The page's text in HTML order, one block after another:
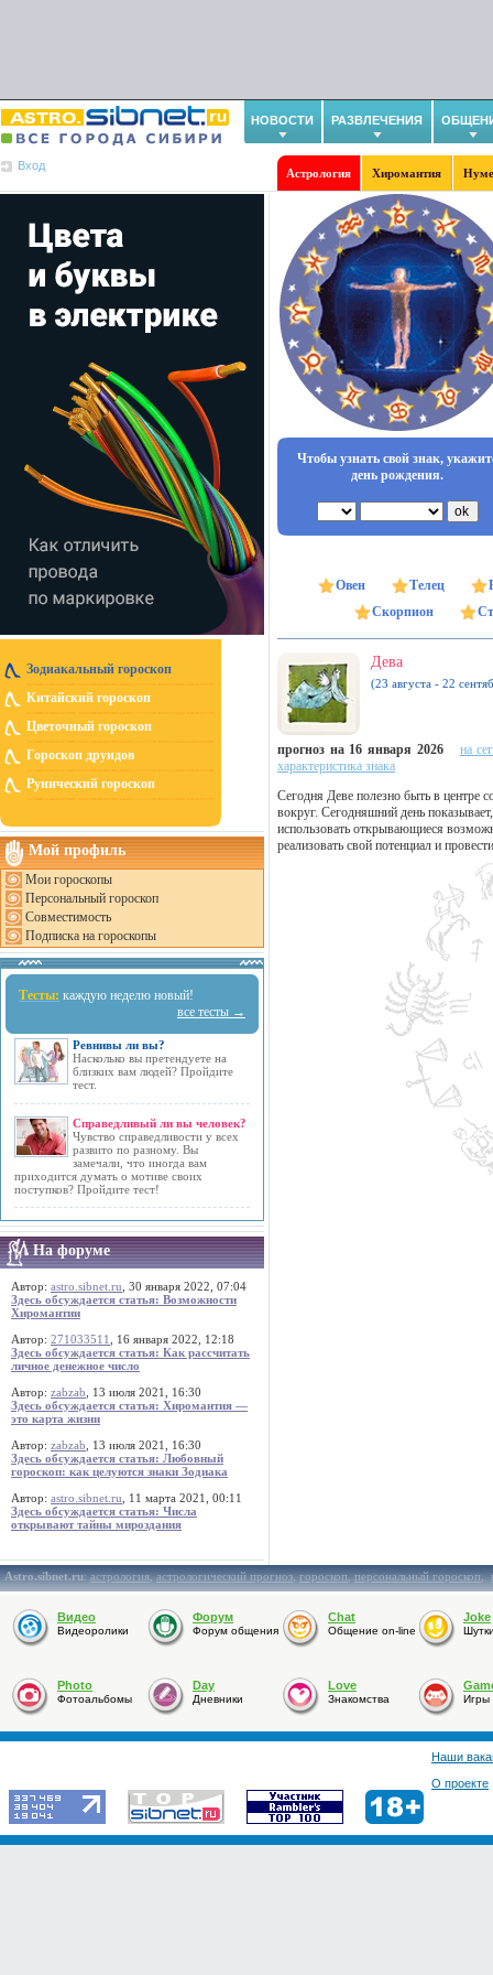
НОВОСТИ РАЗВЛЕЧЕНИЯ
Вход
Астрология Хиромантия
Зодиакальный гороскоп
Китайский гороскоп
Цветочный гороскоп
Гороскоп друидов
Рунический гороскоп
Мой профиль
Мои гороскопы
Персональный гороскоп
Совместимость
Подписка на гороскопы
Тесты: каждую неделю новый!
все тесты →
Ревнивы ли вы?
Насколько вы претендуете на
близких вам людей? Пройдите
тест.
Справедливый ли вы человек?
Чувство справедливости у всех
развито по разному. Вы
замечали, что иногда вам
приходится думать о мотиве своих
поступков? Пройдите тест!
На форуме
Автор: astro.sibnet.ru , 30 января 2022, 07:04
Здесь обсуждается статья: Возможности
Хиромантии
Автор: 271033511
, 16 января 2022, 12:18
Здесь обсуждается статья: Как рассчитать
личное денежное число
Автор: zabzab , 13 июля 2021, 16:30
Здесь обсуждается статья: Хиромантия —
это карта жизни
Автор: zabzab , 13 июля 2021, 16:30
Здесь обсуждается статья: Любовный
гороскоп: как целуются знаки Зодиака
Автор: astro.sibnet.ru , 11 марта 2021, 00:11
Здесь обсуждается статья: Числа
открывают тайны мироздания
Чтобы узнать свой знак,
день рождения.
Овен Телец
Скорпион
Дева
(23 августа - 22
прогноз на 16 января 2026
на
характеристика знака
Сегодня Деве полезно быть в центре
вокруг. Сегодняшний день
использовать открывающиеся
реализовать свой потенциал и
Astro.sibnet.ru:астрология,астрологический прогноз,гороскоп,персональный гороскоп,
Видео
Видеоролики
Форум
Форум общения
Chat
Общение on-line
Joke
Photo
Фотоальбомы
Day
Дневники
Love
Знакомства Игры
Наши
О проекте